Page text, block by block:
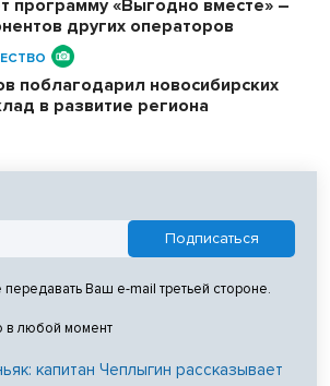
программу «Выгодно вместе» –
других операторов
поблагодарил новосибирских
в развитие региона
передавать Ваш e-mail третьей стороне.
в любой момент
капитан Чеплыгин рассказывает